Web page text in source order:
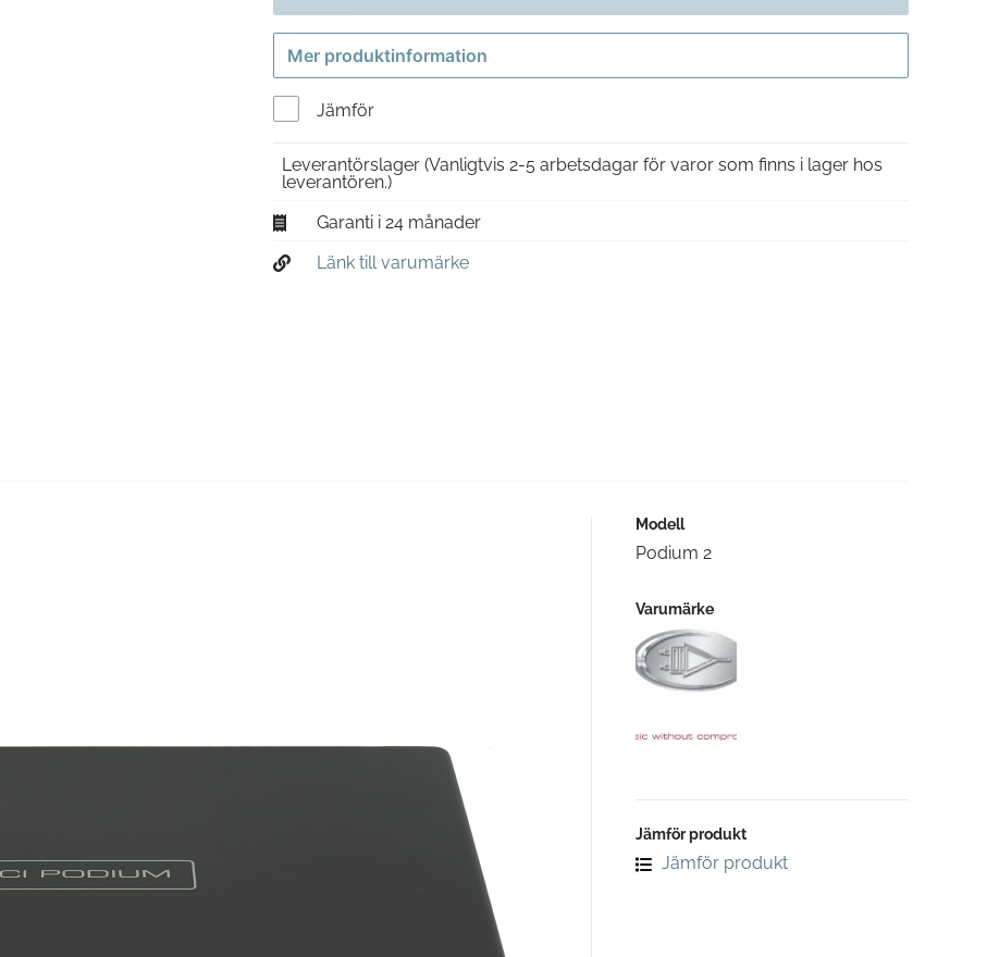
Mer produktinformation
Jämför
Leverantörslager (Vanligtvis 2-5 arbetsdagar för varor som finns i lager hos
leverantören.)
Garanti i 24 månader
Länk till varumärke
Modell
Podium 2
Varumärke
Jämför produkt
Jämför produkt